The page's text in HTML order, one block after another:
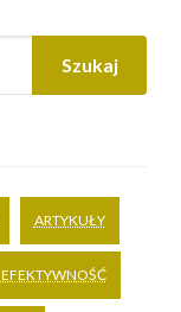
Szukaj
ARTYKUŁY
EFEKTYWNOŚĆ